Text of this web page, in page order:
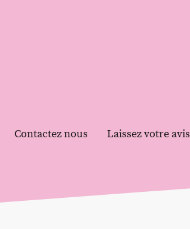
Contactez nous Laissez votre avis